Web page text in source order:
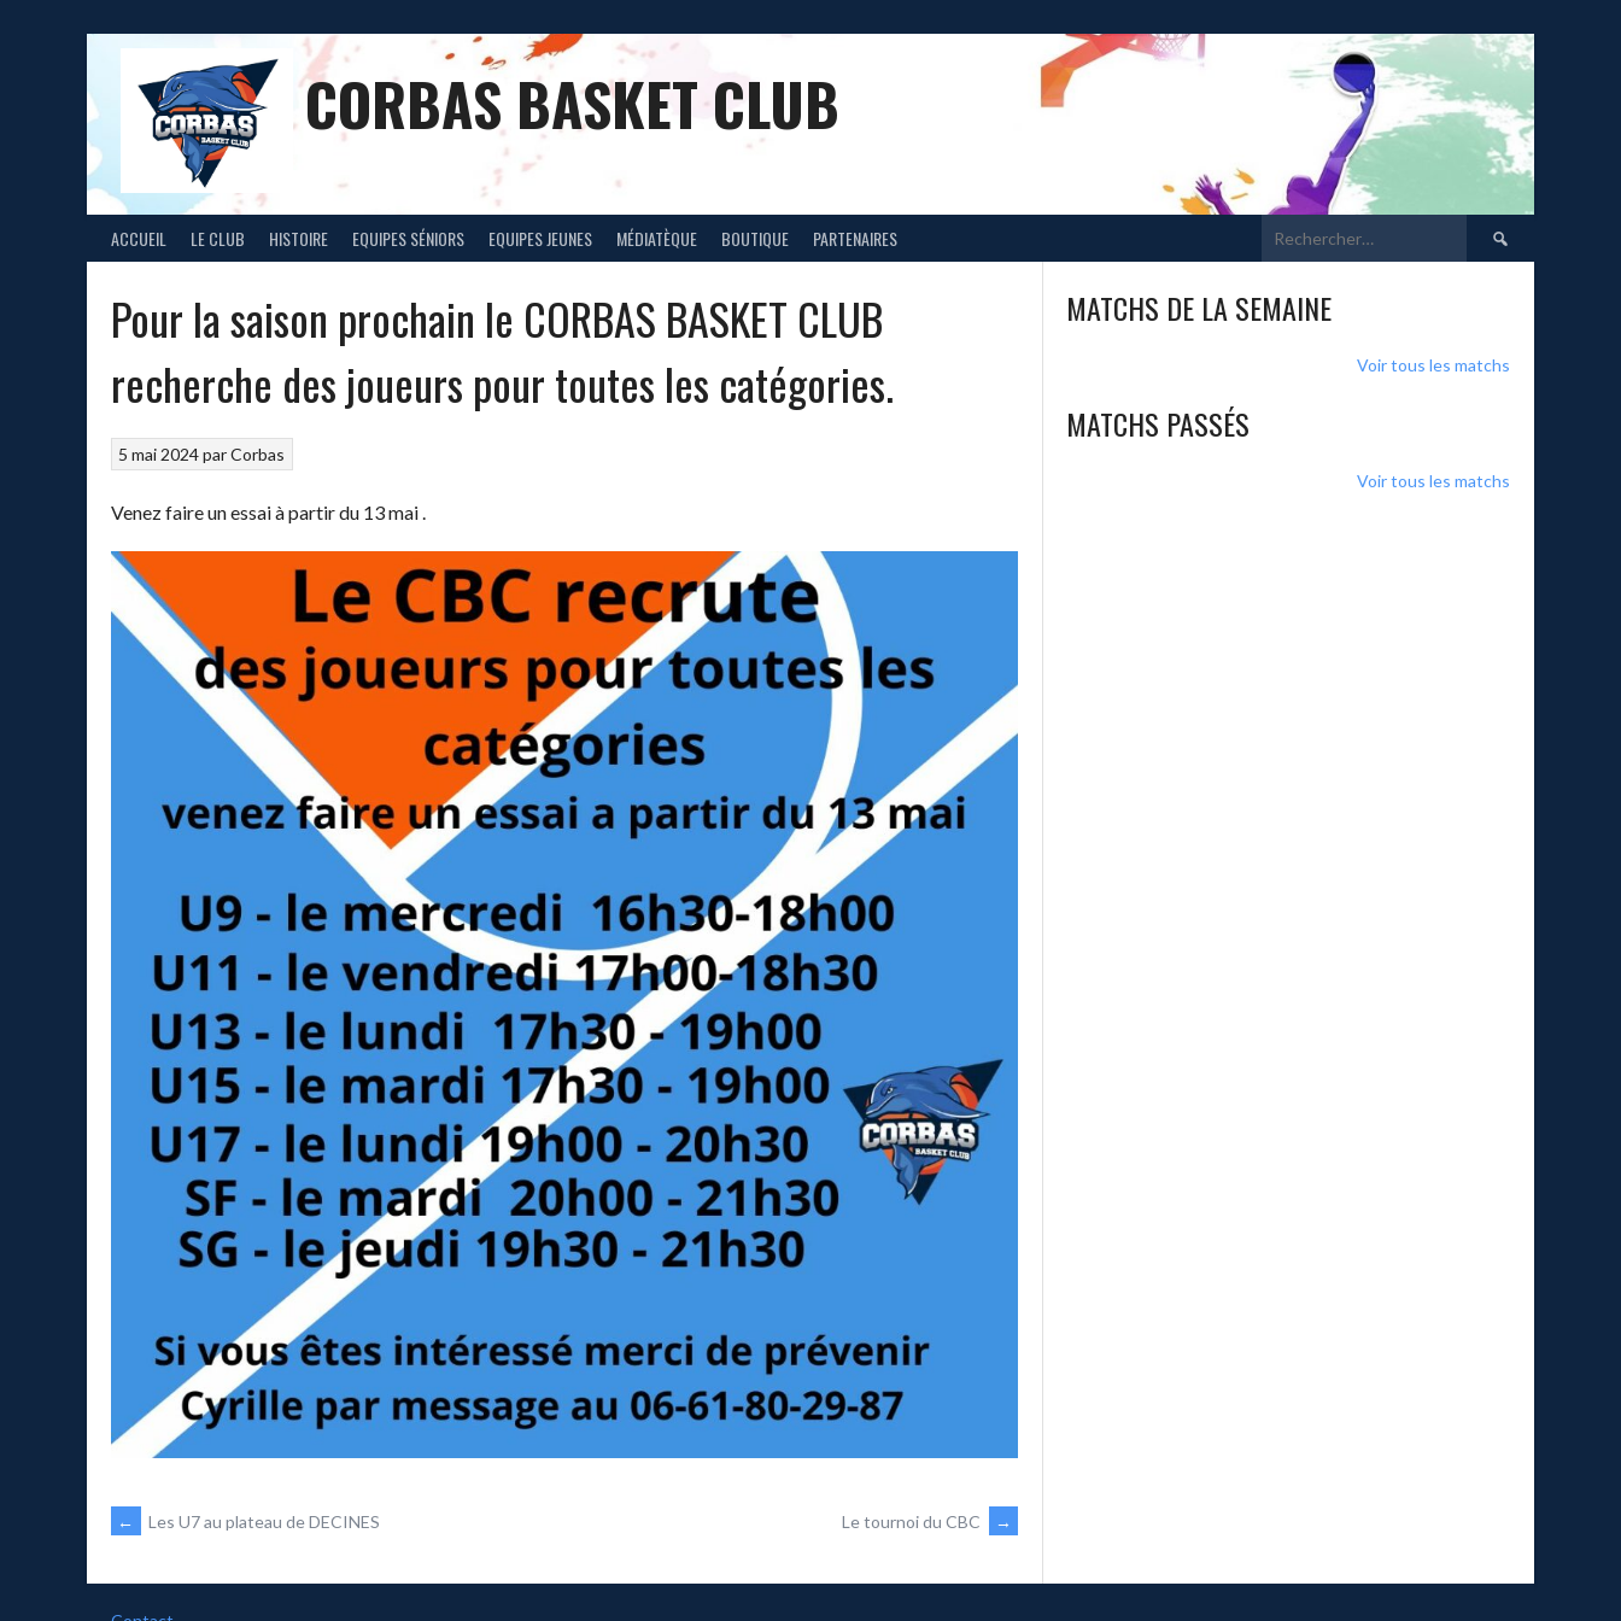
CORBAS BASKET CLUB
ACCUEIL LE CLUB HISTOIRE EQUIPES SÉNIORS EQUIPES JEUNES MÉDIATÈQUE BOUTIQUE PARTENAIRES Rechercher :
Pour la saison prochain le CORBAS BASKET CLUB
recherche des joueurs pour toutes les catégories.
5 mai 2024parCorbas
Venez faire un essai à partir du 13 mai .
NAVIGATION
DES
← Les U7 au plateau de DECINES Le tournoi du CBC →
MATCHS DE LA SEMAINE
Voir tous les matchs
MATCHS PASSÉS
Voir tous les matchs